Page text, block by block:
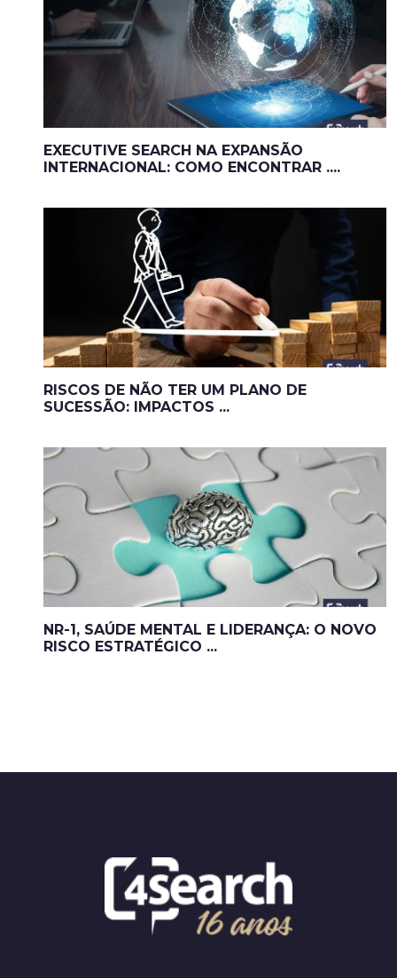
EXECUTIVE SEARCH NA EXPANSÃO
INTERNACIONAL: COMO ENCONTRAR ....
RISCOS DE NÃO TER UM PLANO DE
SUCESSÃO: IMPACTOS ...
NR-1, SAÚDE MENTAL E LIDERANÇA: O NOVO
RISCO ESTRATÉGICO ...